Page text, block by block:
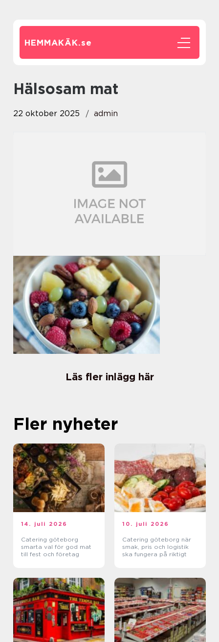
HEMMAKÄK.se
Hälsosam mat
22 oktober 2025 admin
Läs fler inlägg här
Fler nyheter
14. juli 2026
Catering göteborg
smarta val för god mat
till fest och företag
10. juli 2026
Catering göteborg när
smak, pris och logistik
ska fungera på riktigt